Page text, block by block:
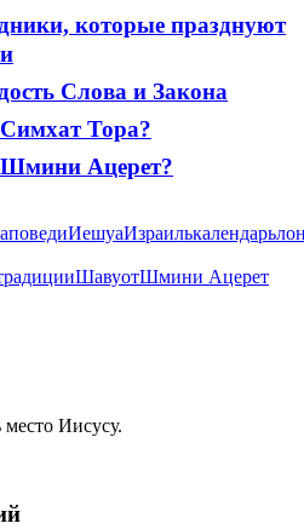
которые празднуют
Слова и Закона
Тора?
Шмини Ацерет?
ИешуаИзраилькалендарь
ШавуотШмини Ацерет
Иисусу.